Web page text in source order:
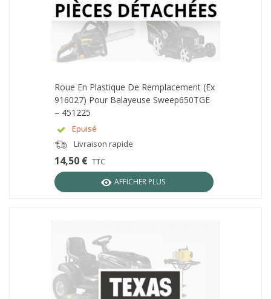
Roue En Plastique De Remplacement (ex
916027) Pour Balayeuse Sweep650TGE
– 451225
Epuisé
Livraison rapide
14,50 € TTC
AFFICHER PLUS